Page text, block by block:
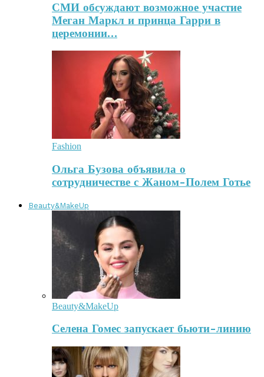
СМИ обсуждают возможное участие
Меган Маркл и принца Гарри в
церемонии…
Fashion
Ольга Бузова объявила о
сотрудничестве с Жаном-Полем Готье
Beauty&MakeUp
Beauty&MakeUp
Селена Гомес запускает бьюти-линию